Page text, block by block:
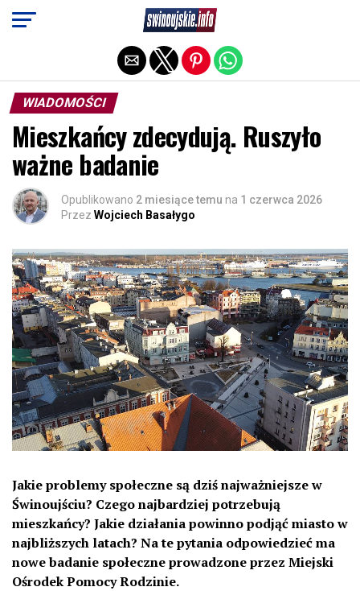
WIADOMOŚCI
Mieszkańcy zdecydują. Ruszyło
ważne badanie
Opublikowano 2 miesiące temu na 1 czerwca 2026
Przez Wojciech Basałygo
Jakie problemy społeczne są dziś najważniejsze w
Świnoujściu? Czego najbardziej potrzebują
mieszkańcy? Jakie działania powinno podjąć miasto w
najbliższych latach? Na te pytania odpowiedzieć ma
nowe badanie społeczne prowadzone przez Miejski
Ośrodek Pomocy Rodzinie.
Exit mobile version